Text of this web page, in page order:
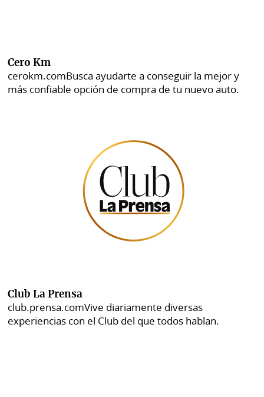
Cero Km
cerokm.comBusca ayudarte a conseguir la mejor y
más confiable opción de compra de tu nuevo auto.
Club La Prensa
club.prensa.comVive diariamente diversas
experiencias con el Club del que todos hablan.